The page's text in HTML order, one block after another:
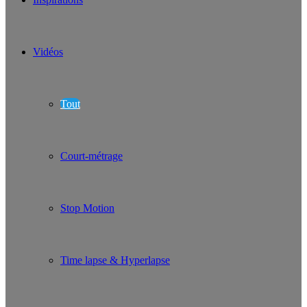
Vidéos
Tout
Court-métrage
Stop Motion
Time lapse & Hyperlapse